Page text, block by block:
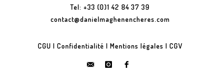
Tel: +33 (0)1 42 84 37 39
contact@danielmaghenencheres.com
CGU | Confidentialité | Mentions légales | CGV